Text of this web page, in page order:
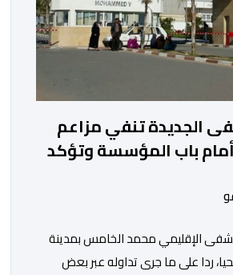
الجديدة تنفي مزاعم
باب المؤسسة وتؤكد
الإقليمي محمد الخامس بمدينة
ردا على ما جرى تداوله عبر بعض